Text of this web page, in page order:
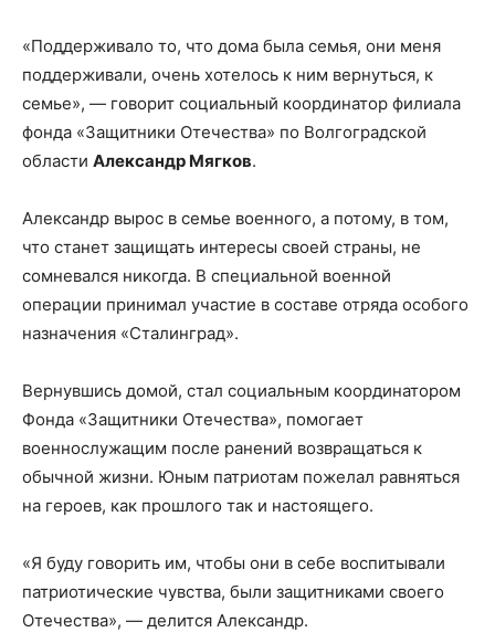
«Поддерживало то, что дома была семья, они меня
поддерживали, очень хотелось к ним вернуться, к
семье», — говорит социальный координатор филиала
фонда «Защитники Отечества» по Волгоградской
области Александр Мягков.
Александр вырос в семье военного, а потому, в том,
что станет защищать интересы своей страны, не
сомневался никогда. В специальной военной
операции принимал участие в составе отряда особого
назначения «Сталинград».
Вернувшись домой, стал социальным координатором
Фонда «Защитники Отечества», помогает
военнослужащим после ранений возвращаться к
обычной жизни. Юным патриотам пожелал равняться
на героев, как прошлого так и настоящего.
«Я буду говорить им, чтобы они в себе воспитывали
патриотические чувства, были защитниками своего
Отечества», — делится Александр.